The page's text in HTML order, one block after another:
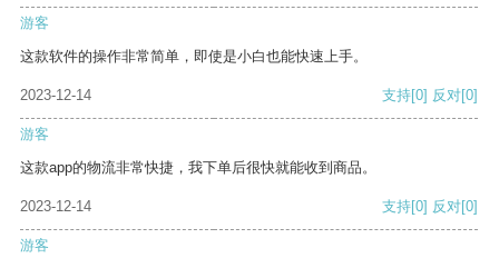
游客
这款软件的操作非常简单，即使是小白也能快速上手。
2023-12-14 支持[0] 反对[0]
游客
这款app的物流非常快捷，我下单后很快就能收到商品。
2023-12-14 支持[0] 反对[0]
游客